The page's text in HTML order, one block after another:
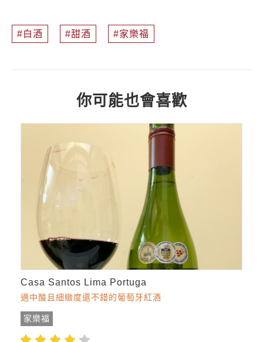
白酒 甜酒 家樂福
你可能也會喜歡
Casa Santos Lima Portuga
適中酸且細緻度還不錯的葡萄牙紅酒
家樂福